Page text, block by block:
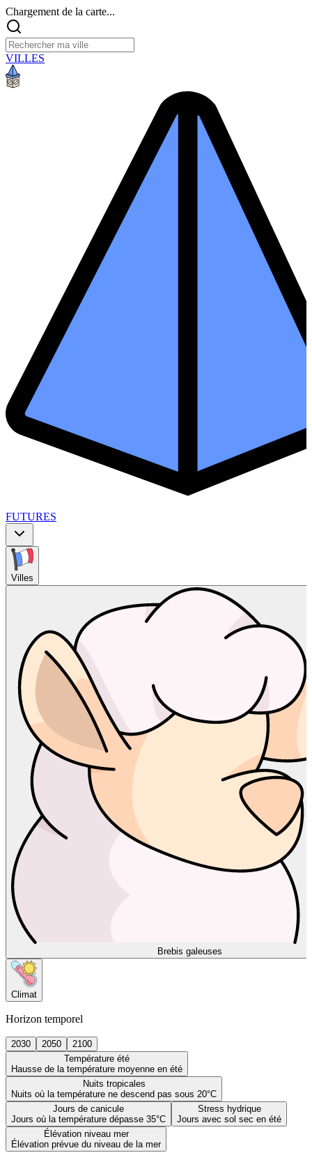
Chargement de la carte...
VILLES
FUTURES
Villes
Brebis galeuses
Climat
Horizon temporel
2030 2050
2100
Température été
Hausse de la température moyenne en été
Nuits tropicales
Nuits où la température ne descend pas sous 20°C
Jours de canicule
Jours où la température dépasse 35°C
Stress hydrique
Jours avec sol sec en été
Élévation niveau mer
Élévation prévue du niveau de la mer